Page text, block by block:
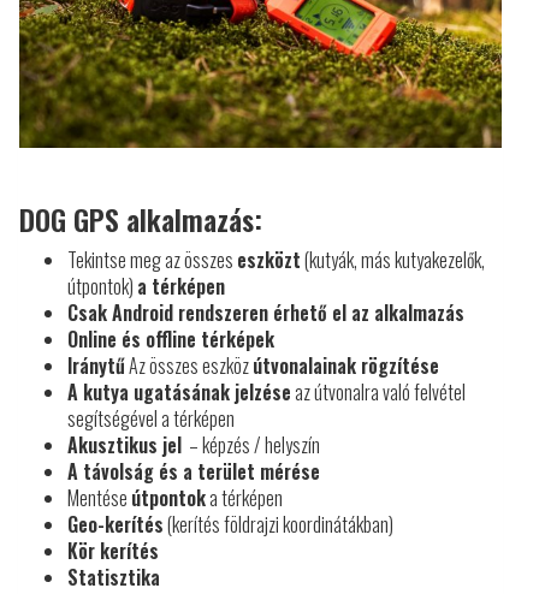
DOG GPS alkalmazás:
Tekintse meg az összes eszközt(kutyák, más kutyakezelők,
útpontok) a térképen
Csak Android rendszeren érhető el az alkalmazás
Online és offline térképek
IránytűAz összes eszközútvonalainak rögzítése
A kutya ugatásának jelzéseaz útvonalra való felvétel
segítségével a térképen
Akusztikus jel – képzés / helyszín
A távolság és a terület mérése
Mentése útpontoka térképen
Geo-kerítés(kerítés földrajzi koordinátákban)
Kör kerítés
Statisztika